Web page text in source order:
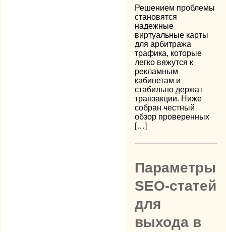
Решением проблемы
становятся
надежные
виртуальные карты
для арбитража
трафика, которые
легко вяжутся к
рекламным
кабинетам и
стабильно держат
транзакции. Ниже
собран честный
обзор проверенных
[…]
Параметры
SEO-статей
для
выхода в